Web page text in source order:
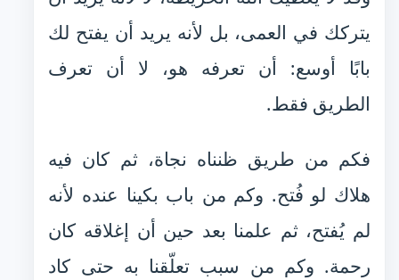
يتركك في العمى، بل لأنه يريد أن يفتح لك
بابًا أوسع: أن تعرفه هو، لا أن تعرف
الطريق فقط.
فكم من طريق ظنناه نجاة، ثم كان فيه
هلاك لو فُتح. وكم من باب بكينا عنده لأنه
لم يُفتح، ثم علمنا بعد حين أن إغلاقه كان
رحمة. وكم من سبب تعلّقنا به حتى كاد